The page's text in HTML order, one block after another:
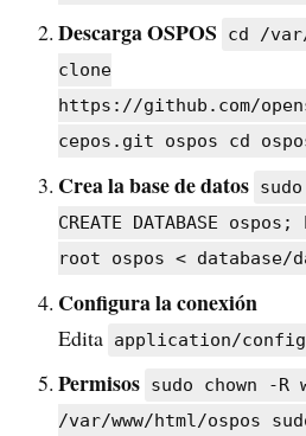
Descarga OSPOS
cd /
clone
https://github.com/
cepos.git ospos cd
Crea la base de datos
CREATE DATABASE
root ospos < database/
Configura la conexión
Edita application/
Permisos sudo chown -R
/var/www/html/ospos